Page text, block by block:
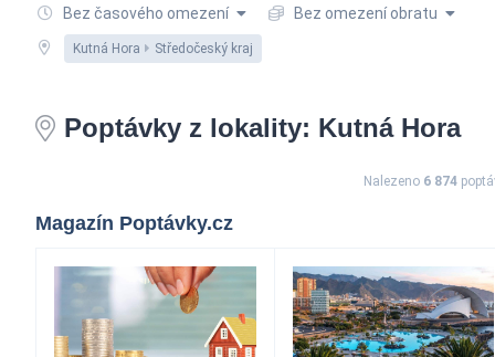
Bez časového omezení
Bez omezení obratu
Kutná Hora Středočeský kraj
Poptávky z lokality: Kutná Hora
Nalezeno 6 874
Magazín Poptávky.cz